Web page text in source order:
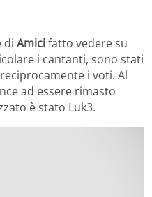
di Amicifatto vedere su
i cantanti, sono stati
i voti. Al
ad essere rimasto
è stato Luk3.